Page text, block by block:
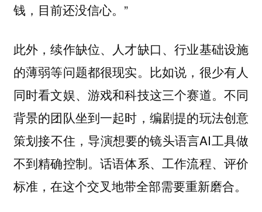
钱，目前还没信心。”
此外，续作缺位、人才缺口、行业基础设施
的薄弱等问题都很现实。比如说，很少有人
同时看文娱、游戏和科技这三个赛道。不同
背景的团队坐到一起时，编剧提的玩法创意
策划接不住，导演想要的镜头语言AI工具做
不到精确控制。话语体系、工作流程、评价
标准，在这个交叉地带全部需要重新磨合。